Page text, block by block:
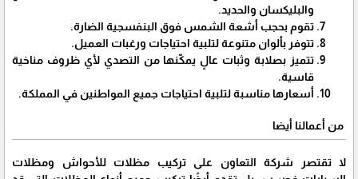
والبليكسان والحديد.
تقوم بحجب أشعة الشمس فوق البنفسجية الضارة.
تتوفر بألوان متنوعة لتلبية احتياجات ورغبات العميل.
تتميز بصلابة وثبات عالٍ يمكّنها من التصدي لأي ظروف مناخية
قاسية.
أسعارها مناسبة لتلبية احتياجات جميع المواطنين في المملكة.
من أعمالنا أيضا
لا تقتصر شركة التعاون على تركيب مظلات للأحواش ومظلات